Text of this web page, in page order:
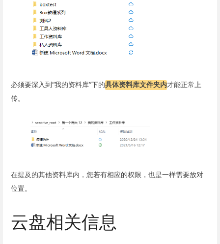
必须要深入到“我的资料库”下的具体资料库文件夹内才能正常上
传。
在提及的其他资料库内，您若有相应的权限，也是一样需要放对
位置。
云盘相关信息